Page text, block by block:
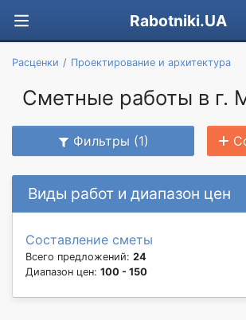
Rabotniki.UA
Расценки Проектирование и архитектура
Сметные работы в г.
Фильтры (1)
Виды работ и диапазон цен
Составление сметы
Всего предложений: 24
Диапазон цен: 100 - 150